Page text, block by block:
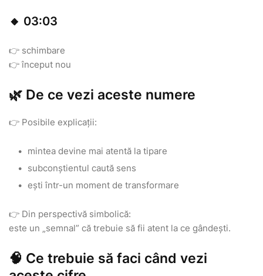
🔸 03:03
👉 schimbare
👉 început nou
🌿 De ce vezi aceste numere
👉 Posibile explicații:
mintea devine mai atentă la tipare
subconștientul caută sens
ești într-un moment de transformare
👉 Din perspectivă simbolică:
este un „semnal” că trebuie să fii atent la ce gândești.
🧠 Ce trebuie să faci când vezi